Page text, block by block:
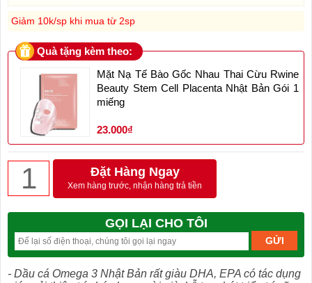
Giảm 10k/sp khi mua từ 2sp
Quà tặng kèm theo:
Mặt Nạ Tế Bào Gốc Nhau Thai Cừu Rwine
Beauty Stem Cell Placenta Nhật Bản Gói 1
miếng
23.000₫
Đặt Hàng Ngay
Xem hàng trước, nhận hàng trả tiền
GỌI LẠI CHO TÔI
- Dầu cá Omega 3 Nhật Bản rất giàu DHA, EPA có tác dụng